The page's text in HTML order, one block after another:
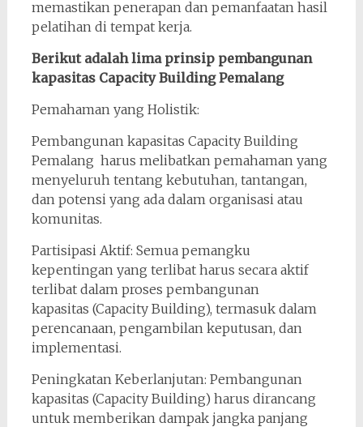
memastikan penerapan dan pemanfaatan hasil
pelatihan di tempat kerja.
Berikut adalah lima prinsip pembangunan
kapasitas Capacity Building Pemalang
Pemahaman yang Holistik:
Pembangunan kapasitas Capacity Building
Pemalang harus melibatkan pemahaman yang
menyeluruh tentang kebutuhan, tantangan,
dan potensi yang ada dalam organisasi atau
komunitas.
Partisipasi Aktif: Semua pemangku
kepentingan yang terlibat harus secara aktif
terlibat dalam proses pembangunan
kapasitas (Capacity Building), termasuk dalam
perencanaan, pengambilan keputusan, dan
implementasi.
Peningkatan Keberlanjutan: Pembangunan
kapasitas (Capacity Building) harus dirancang
untuk memberikan dampak jangka panjang